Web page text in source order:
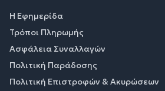
Η Εφημερίδα
Τρόποι Πληρωμής
Ασφάλεια Συναλλαγών
Πολιτική Παράδοσης
Πολιτική Επιστροφών & Ακυρώσεων